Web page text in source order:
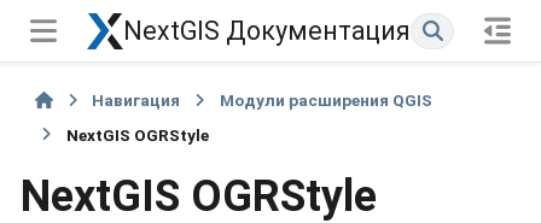
NextGIS Документация
Навигация
Модули расширения QGIS
NextGIS OGRStyle
NextGIS OGRStyle